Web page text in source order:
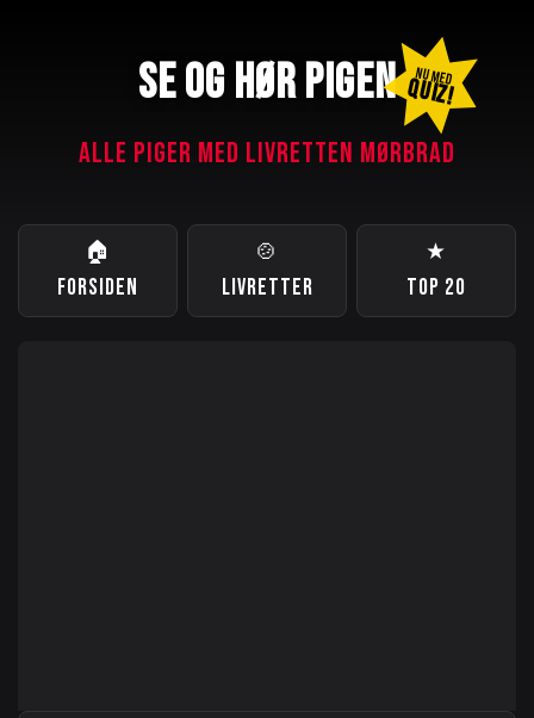
SE OG HØR PIGEN NU MED
QUIZ!
ALLE PIGER MED LIVRETTEN MØRBRAD
🏠
FORSIDEN
🍲
LIVRETTER
★
TOP 20